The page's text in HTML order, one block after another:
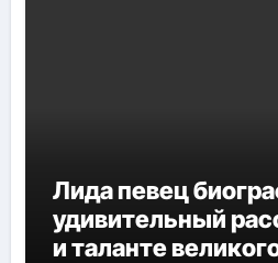
Лида певец
удивительный
и таланте